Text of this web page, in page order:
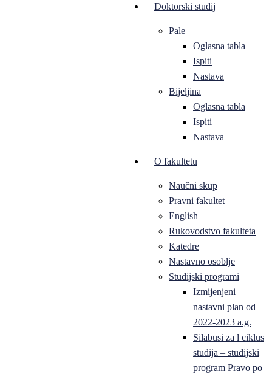
Doktorski studij
Pale
Oglasna tabla
Ispiti
Nastava
Bijeljina
Oglasna tabla
Ispiti
Nastava
O fakultetu
Naučni skup
Pravni fakultet
English
Rukovodstvo fakulteta
Katedre
Nastavno osoblje
Studijski programi
Izmijenjeni
nastavni plan od
2022-2023 a.g.
Silabusi za l ciklus
studija – studijski
program Pravo po